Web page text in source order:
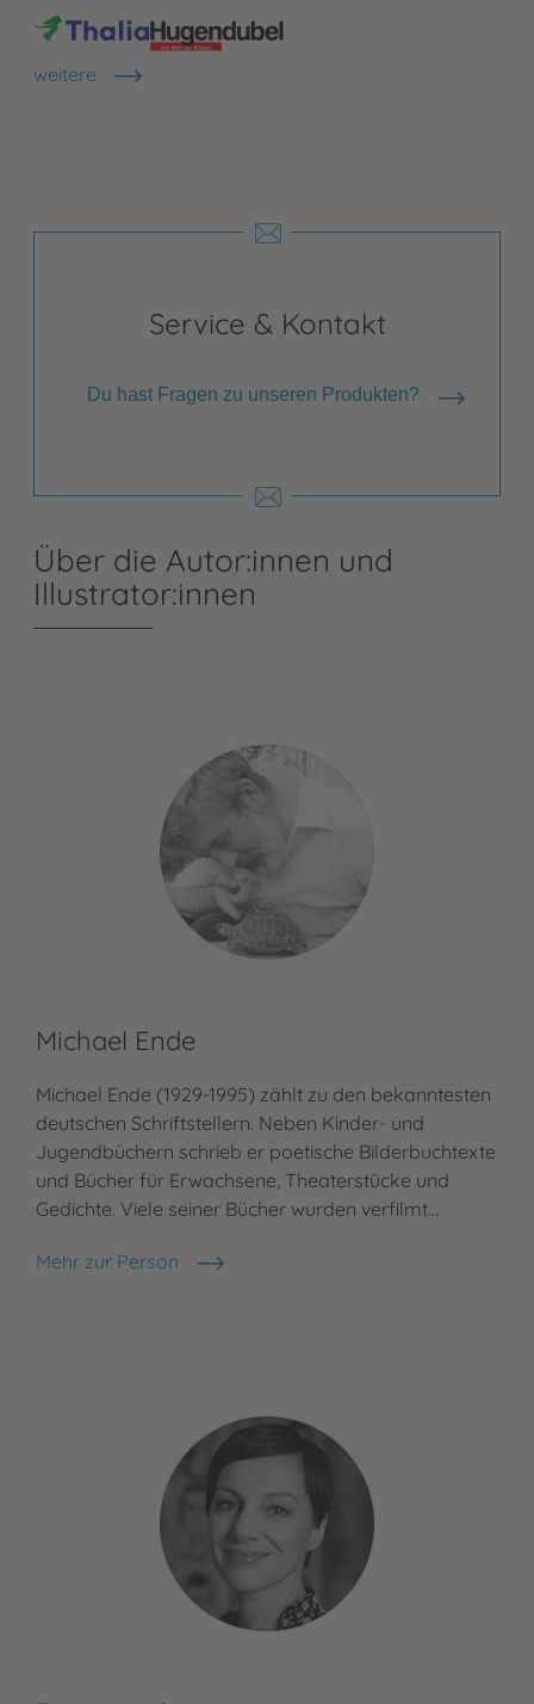
weitere
Shops anzeigen
Service & Kontakt
Du hast Fragen zu unseren Produkten?
Über die Autor:innen und
Illustrator:innen
Michael Ende
Michael Ende (1929-1995) zählt zu den bekanntesten
deutschen Schriftstellern. Neben Kinder- und
Jugendbüchern schrieb er poetische Bilderbuchtexte
und Bücher für Erwachsene, Theaterstücke und
Gedichte. Viele seiner Bücher wurden verfilmt…
Mehr zur Person
Michael Ende